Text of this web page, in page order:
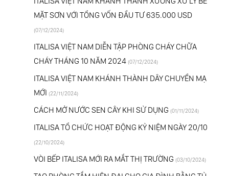
MẶT SƠN VỚI TỔNG VỐN ĐẦU TƯ 635.000 USD
(07/12/2024)
ITALISA VIỆT NAM DIỄN TẬP PHÒNG CHÁY CHỮA
CHÁY THÁNG 10 NĂM 2024 (07/12/2024)
ITALISA VIỆT NAM KHÁNH THÀNH DÂY CHUYỀN MẠ
MỚI (22/11/2024)
CÁCH MỞ NƯỚC SEN CÂY KHI SỬ DỤNG (01/11/2024)
ITALISA TỔ CHỨC HOẠT ĐỘNG KỶ NIỆM NGÀY 20/10
(22/10/2024)
VÒI BẾP ITALISA MỚI RA MẮT THỊ TRƯỜNG (03/10/2024)